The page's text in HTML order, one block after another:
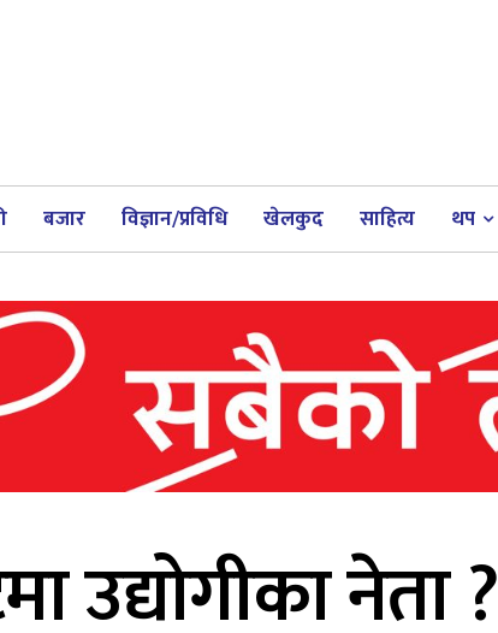
बजार विज्ञान/प्रविधि खेलकुद साहित्य थप
उद्योगीका नेता ?